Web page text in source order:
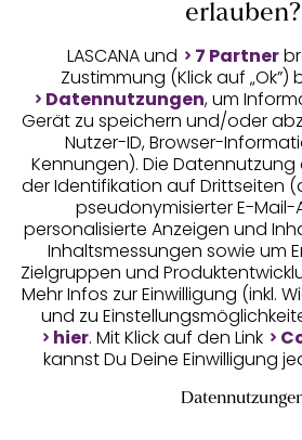
Auszeichnungen
Geprüfte Sicherheit
Unsere Apps
erlauben?
LASCANA und 7 Partner
Zustimmung (Klick auf „Ok”)
Datennutzungen, um
Gerät zu speichern und/oder
Nutzer-ID, Browser-
Kennungen). Die
der Identifikation auf Drittseiten
pseudonymisierter E-Mail-
personalisierte Anzeigen und
Inhaltsmessungen sowie um
Zielgruppen und
Mehr Infos zur Einwilligung (inkl.
und zu
hier. Mit Klick auf den Link
kannst Du Deine Einwilligung